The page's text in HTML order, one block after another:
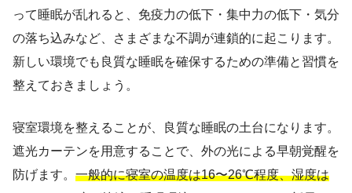
って睡眠が乱れると、免疫力の低下・集中力の低下・気分
の落ち込みなど、さまざまな不調が連鎖的に起こります。
新しい環境でも良質な睡眠を確保するための準備と習慣を
整えておきましょう。
寝室環境を整えることが、良質な睡眠の土台になります。
遮光カーテンを用意することで、外の光による早朝覚醒を
防げます。 一般的に寝室の温度は16〜26℃程度、湿度は